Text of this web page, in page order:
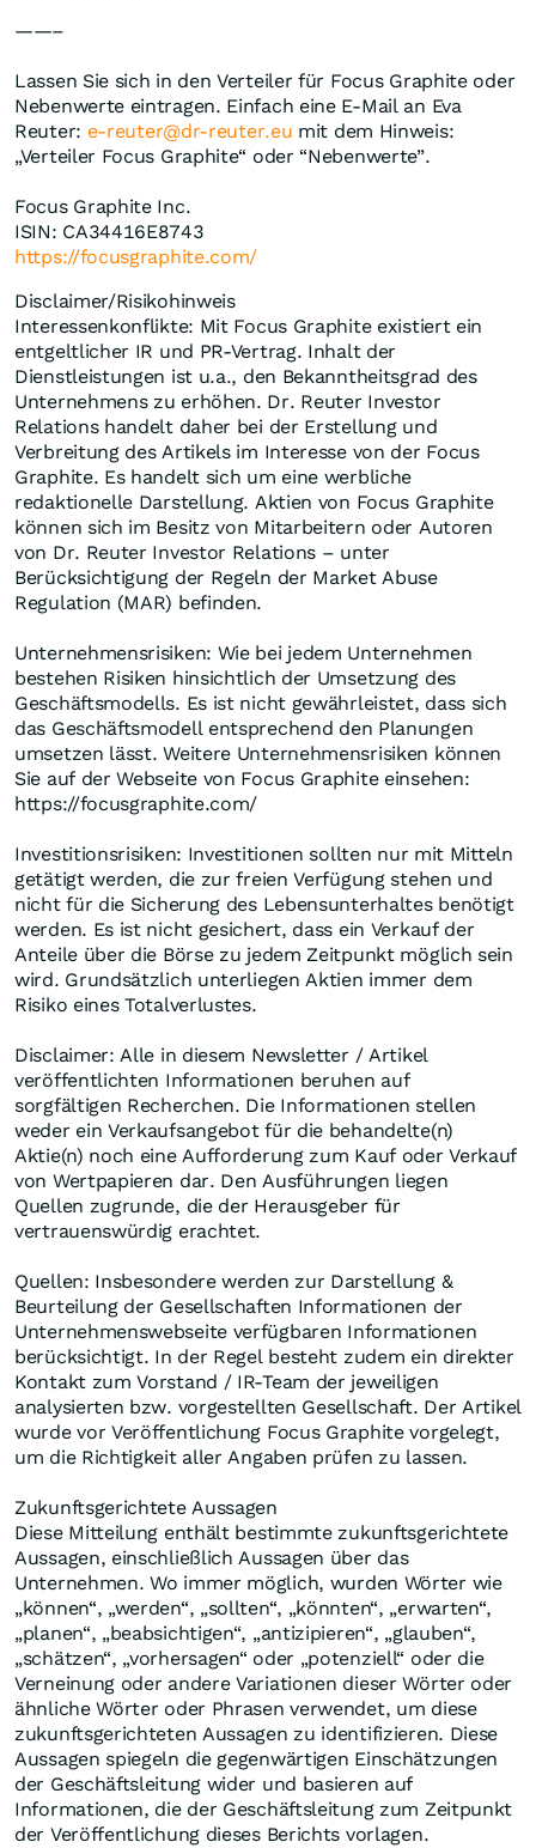
——–
Lassen Sie sich in den Verteiler für Focus Graphite oder
Nebenwerte eintragen. Einfach eine E-Mail an Eva
Reuter: e-reuter@dr-reuter.eu mit dem Hinweis:
„Verteiler Focus Graphite“ oder “Nebenwerte”.
Focus Graphite Inc.
ISIN: CA34416E8743
https://focusgraphite.com/
Disclaimer/Risikohinweis
Interessenkonflikte: Mit Focus Graphite existiert ein
entgeltlicher IR und PR-Vertrag. Inhalt der
Dienstleistungen ist u.a., den Bekanntheitsgrad des
Unternehmens zu erhöhen. Dr. Reuter Investor
Relations handelt daher bei der Erstellung und
Verbreitung des Artikels im Interesse von der Focus
Graphite. Es handelt sich um eine werbliche
redaktionelle Darstellung. Aktien von Focus Graphite
können sich im Besitz von Mitarbeitern oder Autoren
von Dr. Reuter Investor Relations – unter
Berücksichtigung der Regeln der Market Abuse
Regulation (MAR) befinden.
Unternehmensrisiken: Wie bei jedem Unternehmen
bestehen Risiken hinsichtlich der Umsetzung des
Geschäftsmodells. Es ist nicht gewährleistet, dass sich
das Geschäftsmodell entsprechend den Planungen
umsetzen lässt. Weitere Unternehmensrisiken können
Sie auf der Webseite von Focus Graphite einsehen:
https://focusgraphite.com/
Investitionsrisiken: Investitionen sollten nur mit Mitteln
getätigt werden, die zur freien Verfügung stehen und
nicht für die Sicherung des Lebensunterhaltes benötigt
werden. Es ist nicht gesichert, dass ein Verkauf der
Anteile über die Börse zu jedem Zeitpunkt möglich sein
wird. Grundsätzlich unterliegen Aktien immer dem
Risiko eines Totalverlustes.
Disclaimer: Alle in diesem Newsletter / Artikel
veröffentlichten Informationen beruhen auf
sorgfältigen Recherchen. Die Informationen stellen
weder ein Verkaufsangebot für die behandelte(n)
Aktie(n) noch eine Aufforderung zum Kauf oder Verkauf
von Wertpapieren dar. Den Ausführungen liegen
Quellen zugrunde, die der Herausgeber für
vertrauenswürdig erachtet.
Quellen: Insbesondere werden zur Darstellung &
Beurteilung der Gesellschaften Informationen der
Unternehmenswebseite verfügbaren Informationen
berücksichtigt. In der Regel besteht zudem ein direkter
Kontakt zum Vorstand / IR-Team der jeweiligen
analysierten bzw. vorgestellten Gesellschaft. Der Artikel
wurde vor Veröffentlichung Focus Graphite vorgelegt,
um die Richtigkeit aller Angaben prüfen zu lassen.
Zukunftsgerichtete Aussagen
Diese Mitteilung enthält bestimmte zukunftsgerichtete
Aussagen, einschließlich Aussagen über das
Unternehmen. Wo immer möglich, wurden Wörter wie
„können“, „werden“, „sollten“, „könnten“, „erwarten“,
„planen“, „beabsichtigen“, „antizipieren“, „glauben“,
„schätzen“, „vorhersagen“ oder „potenziell“ oder die
Verneinung oder andere Variationen dieser Wörter oder
ähnliche Wörter oder Phrasen verwendet, um diese
zukunftsgerichteten Aussagen zu identifizieren. Diese
Aussagen spiegeln die gegenwärtigen Einschätzungen
der Geschäftsleitung wider und basieren auf
Informationen, die der Geschäftsleitung zum Zeitpunkt
der Veröffentlichung dieses Berichts vorlagen.